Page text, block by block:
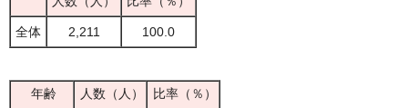
全体 2,211 100.0
年齢 人数（人） 比率（％）